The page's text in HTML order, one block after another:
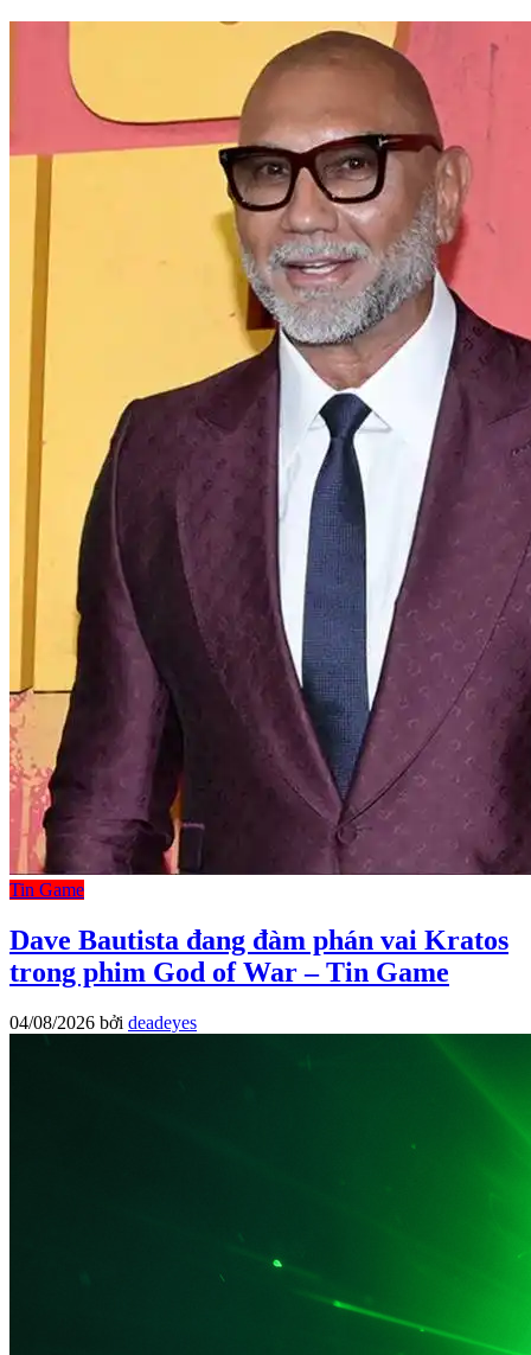
Tin Game
Dave Bautista đang đàm phán vai Kratos
trong phim God of War – Tin Game
04/08/2026 bởi deadeyes